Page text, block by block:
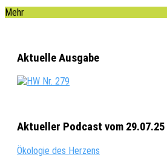
Mehr
Aktuelle Ausgabe
Aktueller Podcast vom 29.07.25
Ökologie des Herzens